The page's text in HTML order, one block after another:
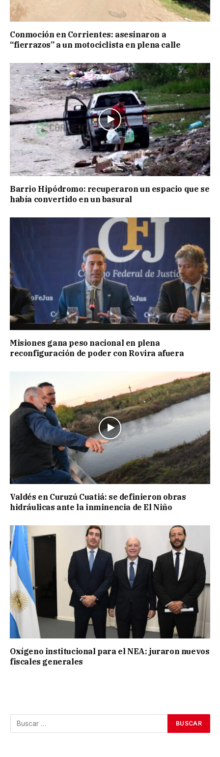
Conmoción en Corrientes: asesinaron a
“fierrazos” a un motociclista en plena calle
Barrio Hipódromo: recuperaron un espacio que se
había convertido en un basural
Misiones gana peso nacional en plena
reconfiguración de poder con Rovira afuera
Valdés en Curuzú Cuatiá: se definieron obras
hidráulicas ante la inminencia de El Niño
Oxígeno institucional para el NEA: juraron nuevos
fiscales generales